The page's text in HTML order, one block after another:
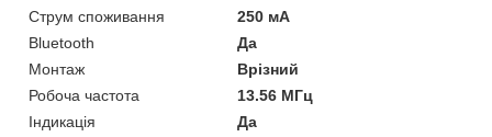
Струм споживання
250 мА
Bluetooth
Да
Монтаж
Врізний
Робоча частота
13.56 МГц
Індикація
Да